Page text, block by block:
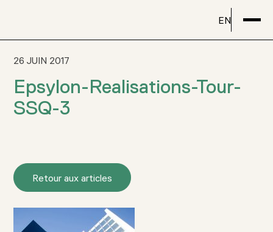
EN
26 JUIN 2017
Epsylon-Realisations-Tour-
SSQ-3
Retour aux articles